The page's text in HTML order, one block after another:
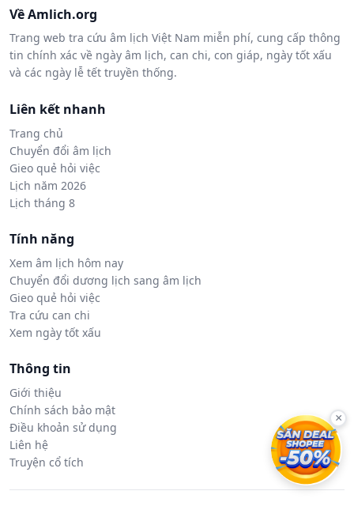
Về Amlich.org
Trang web tra cứu âm lịch Việt Nam miễn phí, cung cấp thông
tin chính xác về ngày âm lịch, can chi, con giáp, ngày tốt xấu
và các ngày lễ tết truyền thống.
Liên kết nhanh
Trang chủ
Chuyển đổi âm lịch
Gieo quẻ hỏi việc
Lịch năm 2026
Lịch tháng 8
Tính năng
Xem âm lịch hôm nay
Chuyển đổi dương lịch sang âm lịch
Gieo quẻ hỏi việc
Tra cứu can chi
Xem ngày tốt xấu
Thông tin
Giới thiệu
Chính sách bảo mật
Điều khoản sử dụng
Liên hệ
Truyện cổ tích
×